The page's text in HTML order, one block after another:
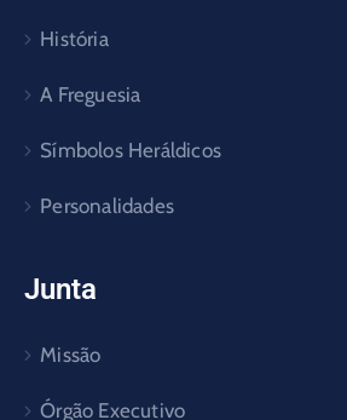
História
A Freguesia
Símbolos Heráldicos
Personalidades
Junta
Missão
Órgão Executivo